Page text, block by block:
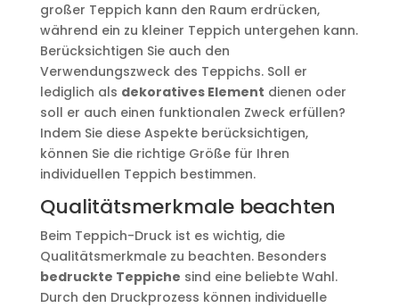
großer Teppich kann den Raum erdrücken,
während ein zu kleiner Teppich untergehen kann.
Berücksichtigen Sie auch den
Verwendungszweck des Teppichs. Soll er
lediglich als dekoratives Element dienen oder
soll er auch einen funktionalen Zweck erfüllen?
Indem Sie diese Aspekte berücksichtigen,
können Sie die richtige Größe für Ihren
individuellen Teppich bestimmen.
Qualitätsmerkmale beachten
Beim Teppich-Druck ist es wichtig, die
Qualitätsmerkmale zu beachten. Besonders
bedruckte Teppiche sind eine beliebte Wahl.
Durch den Druckprozess können individuelle